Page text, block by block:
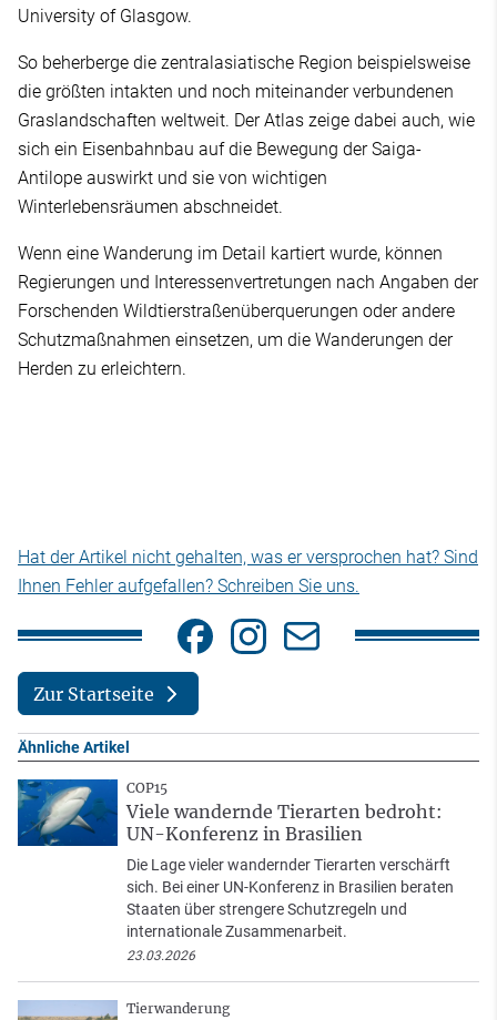
University of Glasgow.
So beherberge die zentralasiatische Region beispielsweise
die größten intakten und noch miteinander verbundenen
Graslandschaften weltweit. Der Atlas zeige dabei auch, wie
sich ein Eisenbahnbau auf die Bewegung der Saiga-
Antilope auswirkt und sie von wichtigen
Winterlebensräumen abschneidet.
Wenn eine Wanderung im Detail kartiert wurde, können
Regierungen und Interessenvertretungen nach Angaben der
Forschenden Wildtierstraßenüberquerungen oder andere
Schutzmaßnahmen einsetzen, um die Wanderungen der
Herden zu erleichtern.
Hat der Artikel nicht gehalten, was er versprochen hat? Sind
Ihnen Fehler aufgefallen? Schreiben Sie uns.
Zur Startseite
Ähnliche Artikel
COP15
Viele wandernde Tierarten bedroht:
UN-Konferenz in Brasilien
Die Lage vieler wandernder Tierarten verschärft
sich. Bei einer UN-Konferenz in Brasilien beraten
Staaten über strengere Schutzregeln und
internationale Zusammenarbeit.
23.03.2026
Tierwanderung